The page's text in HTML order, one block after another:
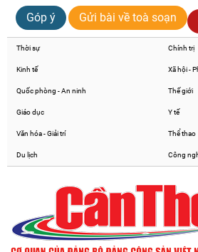
Góp ý
Gửi bài về toà soạn
Thời sự Chính trị
Kinh tế Xã hội -
Quốc phòng - An ninh Thế giới
Giáo dục Y tế
Văn hóa - Giải trí Thể thao
Du lịch Công